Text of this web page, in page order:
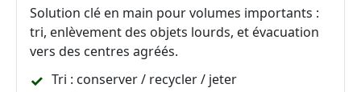
Solution clé en main pour volumes importants :
tri, enlèvement des objets lourds, et évacuation
vers des centres agréés.
Tri : conserver / recycler / jeter